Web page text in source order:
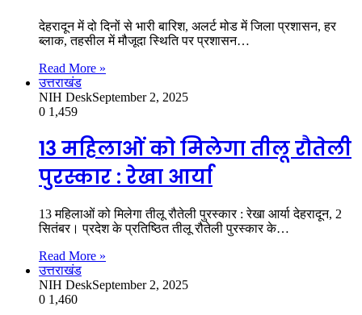
देहरादून में दो दिनों से भारी बारिश, अलर्ट मोड में जिला प्रशासन, हर
ब्लाक, तहसील में मौजूदा स्थिति पर प्रशासन…
Read More »
उत्तराखंड
NIH DeskSeptember 2, 2025
0 1,459
13 महिलाओं को मिलेगा तीलू रौतेली
पुरस्कार : रेखा आर्या
13 महिलाओं को मिलेगा तीलू रौतेली पुरस्कार : रेखा आर्या देहरादून, 2
सितंबर। प्रदेश के प्रतिष्ठित तीलू रौतेली पुरस्कार के…
Read More »
उत्तराखंड
NIH DeskSeptember 2, 2025
0 1,460